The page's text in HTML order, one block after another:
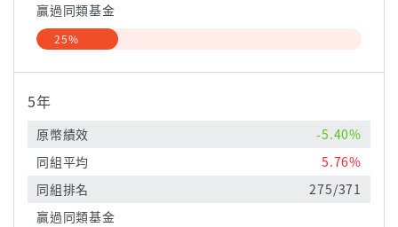
贏過同類基金
25%
5年
原幣績效
-5.40%
同組平均
5.76%
同組排名
275/371
贏過同類基金